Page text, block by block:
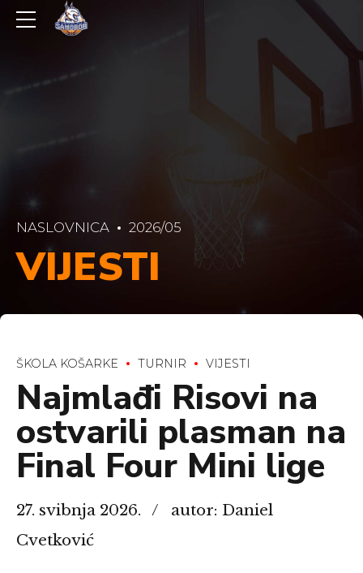
NASLOVNICA 2026/05
VIJESTI
ŠKOLA KOŠARKE TURNIR VIJESTI
Najmlađi Risovi na
ostvarili plasman na
Final Four Mini lige
27. svibnja 2026.
autor: Daniel
Cvetković